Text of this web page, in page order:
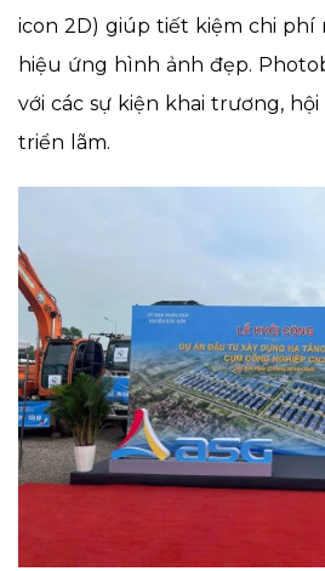
icon 2D) giúp tiết kiệm chi phí
hiệu ứng hình ảnh đẹp.
với các sự kiện khai trương,
triển lãm.